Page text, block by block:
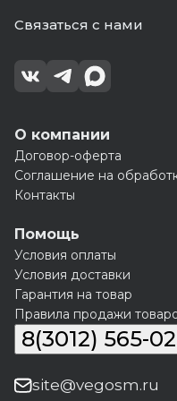
Связаться с нами
О компании
Договор-оферта
Соглашение на
Контакты
Помощь
Условия оплаты
Условия доставки
Гарантия на товар
Правила продажи
8(3012) 565-
site@vegosm.ru